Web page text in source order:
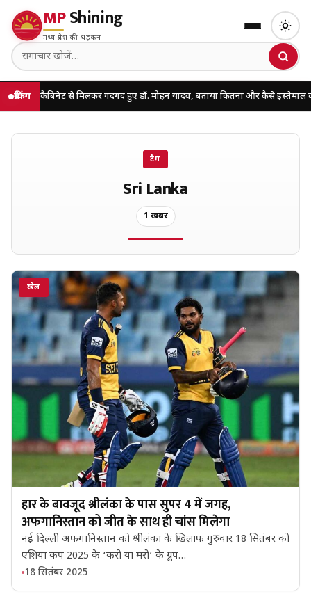
MPShining
मध्य प्रदेश की धड़कन
ब्रेकिंग
खास कैबिनेट से मिलकर गदगद हुए डॉ. मोहन यादव, बताया कितना और कैसे इस्तेमाल करें AI
टैग
Sri Lanka
1 खबरें
खेल
हार के बावजूद श्रीलंका के पास सुपर 4 में जगह,
अफगानिस्तान को जीत के साथ ही चांस मिलेगा
नई दिल्ली अफगानिस्तान को श्रीलंका के खिलाफ गुरुवार 18 सितंबर को
एशिया कप 2025 के ‘करो या मरो’ के ग्रुप…
18 सितंबर 2025